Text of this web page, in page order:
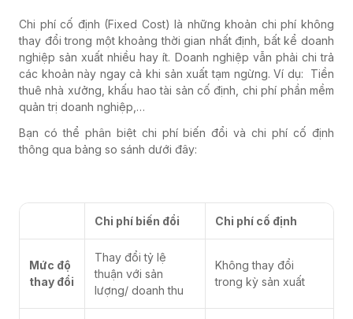
Chi phí cố định (Fixed Cost) là những khoản chi phí không
thay đổi trong một khoảng thời gian nhất định, bất kể doanh
nghiệp sản xuất nhiều hay ít. Doanh nghiệp vẫn phải chi trả
các khoản này ngay cả khi sản xuất tạm ngừng. Ví dụ: Tiền
thuê nhà xưởng, khấu hao tài sản cố định, chi phí phần mềm
quản trị doanh nghiệp,…
Bạn có thể phân biệt chi phí biến đổi và chi phí cố định
thông qua bảng so sánh dưới đây:
Chi phí biến đổi Chi phí cố định
Mức độ
thay đổi
Thay đổi tỷ lệ
thuận với sản
lượng/ doanh thu
Không thay đổi
trong kỳ sản xuất